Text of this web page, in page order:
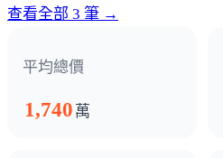
查看全部 3 筆 →
平均總價
1,740 萬